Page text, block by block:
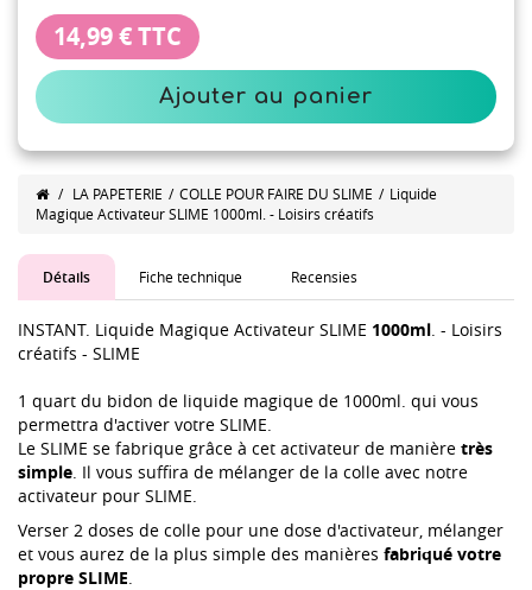
14,99 €TTC
Ajouter au panier
/ LA PAPETERIE / COLLE POUR FAIRE DU SLIME / Liquide
Magique Activateur SLIME 1000ml. - Loisirs créatifs
Détails Fiche technique Recensies
INSTANT. Liquide Magique Activateur SLIME 1000ml. - Loisirs
créatifs - SLIME
1 quart du bidon de liquide magique de 1000ml. qui vous
permettra d'activer votre SLIME.
Le SLIME se fabrique grâce à cet activateur de manière très
simple. Il vous suffira de mélanger de la colle avec notre
activateur pour SLIME.
Verser 2 doses de colle pour une dose d'activateur, mélanger
et vous aurez de la plus simple des manières fabriqué votre
propre SLIME